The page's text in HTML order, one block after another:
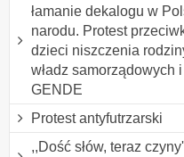
łamanie dekalogu w
narodu. Protest
dzieci niszczenia
władz samorządowych
GENDE
Protest antyfutrzarski
,,Dość słów, teraz